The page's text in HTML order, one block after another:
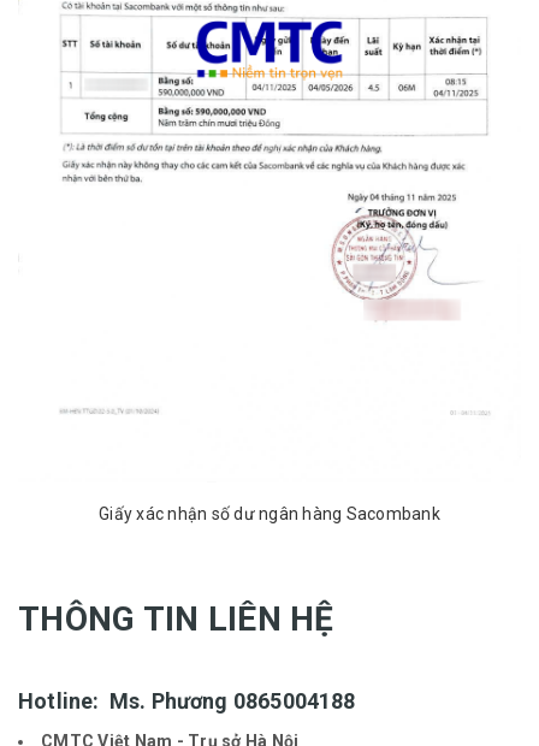
Giấy xác nhận số dư ngân hàng Sacombank
THÔNG TIN LIÊN HỆ
Hotline: Ms. Phương 0865004188
CMTC Việt Nam - Trụ sở Hà Nội